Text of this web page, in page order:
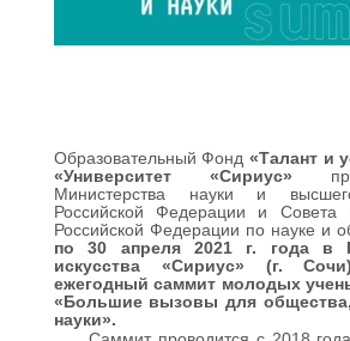
Образовательный Фонд«Талант и
«Университет «Сириус» при
Министерства науки и
Российской Федерации и Совета
Российской Федерации по науке и
по 30 апреля 2021 г. года в
искусства «Сириус» (г. Сочи)
ежегодный саммит молодых
«Большие вызовы для общества,
науки».